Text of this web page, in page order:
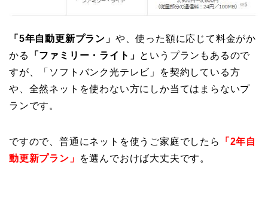
「5年自動更新プラン」 や、使った額に応じて料金がか
かる
「ファミリー・ライト」 というプランもあるので
すが、「ソフトバンク光テレビ」を契約している方
や、全然ネットを使わない方にしか当てはまらないプ
ランです。
ですので、普通にネットを使うご家庭でしたら
「2年自
動更新プラン」
を選んでおけば大丈夫です。